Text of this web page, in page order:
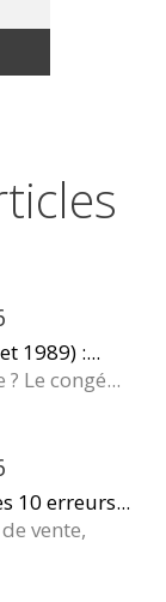
1989) :...
Le congé...
10 erreurs...
vente,